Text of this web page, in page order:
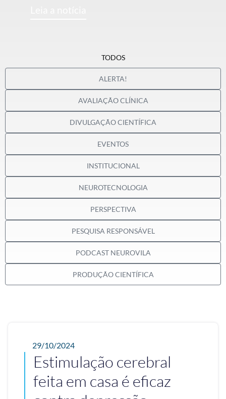
ALERTA!
AVALIAÇÃO CLÍNICA
DIVULGAÇÃO CIENTÍFICA
EVENTOS
INSTITUCIONAL
NEUROTECNOLOGIA
PERSPECTIVA
PESQUISA RESPONSÁVEL
PODCAST NEUROVILA
PRODUÇÃO CIENTÍFICA
TODOS
29/10/2024
Estimulação cerebral
feita em casa é eficaz